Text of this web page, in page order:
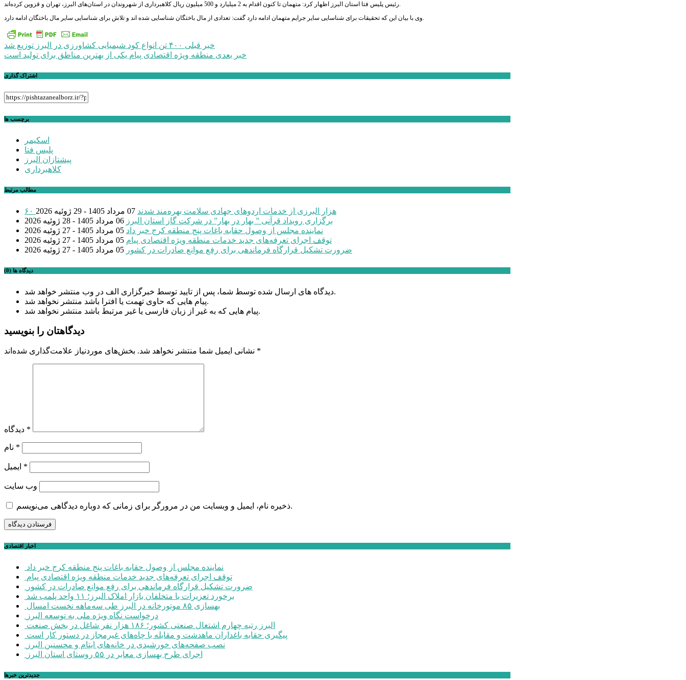
رئیس پلیس فتا استان البرز اظهار کرد: متهمان تا کنون اقدام به 2 میلیارد و 500 میلیون ریال کلاهبرداری از شهروندان در استان‌های البرز، تهران و قزوین کرده‌اند.
وی با بیان این که تحقیقات برای شناسایی سایر جرایم متهمان ادامه دارد گفت: تعدادی از مال باختگان شناسایی شده اند و تلاش برای شناسایی سایر مال باختگان ادامه دارد.
راهبری
نوشته
خبر قبلی ۴۰۰ تن انواع کود شیمیایی کشاورزی در البرز توزیع شد
خبر بعدی منطقه ویژه اقتصادی پیام یکی از بهترین مناطق برای تولید است
اشتراک گذاری
برچسب ها
اسکیمر
پلیس فتا
پیشتازان البرز
کلاهبرداری
مطالب مرتبط
۶۰ هزار البرزی از خدمات اردوهای جهادی سلامت بهره‌مند شدند 07 مرداد 1405 - 29 ژوئیه 2026
برگزاری رویداد قرآنی ” بهار در بهار” در شرکت گاز استان البرز 06 مرداد 1405 - 28 ژوئیه 2026
نماینده مجلس از وصول حقابه باغات پنج منطقه کرج خبر داد 05 مرداد 1405 - 27 ژوئیه 2026
توقف اجرای تعرفه‌های جدید خدمات منطقه ویژه اقتصادی پیام 05 مرداد 1405 - 27 ژوئیه 2026
ضرورت تشکیل قرارگاه فرماندهی برای رفع موانع صادرات در کشور 05 مرداد 1405 - 27 ژوئیه 2026
دیدگاه ها (0)
دیدگاه های ارسال شده توسط شما، پس از تایید توسط خبرگزاری الف در وب منتشر خواهد شد.
پیام هایی که حاوی تهمت یا افترا باشد منتشر نخواهد شد.
پیام هایی که به غیر از زبان فارسی یا غیر مرتبط باشد منتشر نخواهد شد.
دیدگاهتان را بنویسید
نشانی ایمیل شما منتشر نخواهد شد. *
*
*
*
وب‌ سایت
ذخیره نام، ایمیل و وبسایت من در مرورگر برای زمانی که دوباره دیدگاهی می‌نویسم.
اخبار اقتصادی
نماینده مجلس از وصول حقابه باغات پنج منطقه کرج خبر داد
توقف اجرای تعرفه‌های جدید خدمات منطقه ویژه اقتصادی پیام
ضرورت تشکیل قرارگاه فرماندهی برای رفع موانع صادرات در کشور
برخورد تعزیرات با متخلفان بازار املاک البرز؛ ۱۱ واحد پلمب شد
بهسازی ۸۵ موتورخانه در البرز طی سه‌ماهه نخست امسال
درخواست نگاه ویژه ملی به توسعه البرز
البرز رتبه چهارم اشتغال صنعتی کشور؛ ۱۸۶ هزار نفر شاغل در بخش صنعت
پیگیری حقابه باغداران ماهدشت و مقابله با چاه‌های غیرمجاز در دستور کار است
نصب صفحه‌های خورشیدی در خانه‌های ایتام و محسنین البرز
اجرای طرح بهسازی معابر در ۵۵ روستای استان البرز
جديدترين خبرها